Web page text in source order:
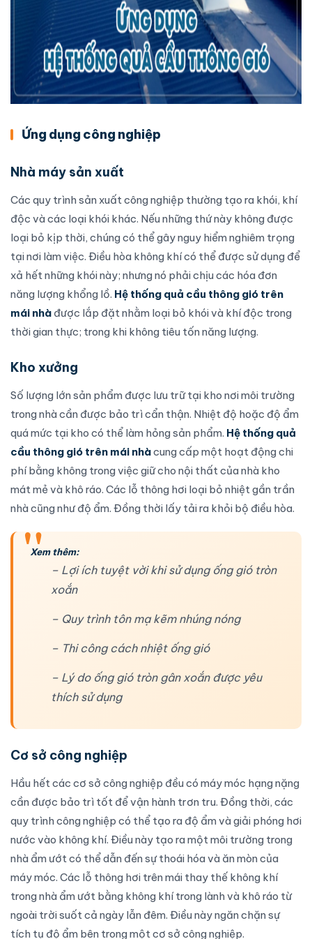
Ứng dụng công nghiệp
Nhà máy sản xuất
Các quy trình sản xuất công nghiệp thường tạo ra khói, khí
độc và các loại khói khác. Nếu những thứ này không được
loại bỏ kịp thời, chúng có thể gây nguy hiểm nghiêm trọng
tại nơi làm việc. Điều hòa không khí có thể được sử dụng để
xả hết những khói này; nhưng nó phải chịu các hóa đơn
năng lượng khổng lồ. Hệ thống quả cầu thông gió trên
mái nhà được lắp đặtnhằm loại bỏ khói và khí độc trong
thời gian thực; trong khi không tiêu tốn năng lượng.
Kho xưởng
Số lượng lớn sản phẩm được lưu trữ tại kho nơi môi trường
trong nhà cần được bảo trì cẩn thận. Nhiệt độ hoặc độ ẩm
quá mức tại kho có thể làm hỏng sản phẩm. Hệ thống quả
cầu thông gió trên mái nhàcung cấp một hoạt động chi
phí bằng không trong việc giữ cho nội thất của nhà kho
mát mẻ và khô ráo. Các lỗ thông hơi loại bỏ nhiệt gần trần
nhà cũng như độ ẩm. Đồng thời lấy tải ra khỏi bộ điều hòa.
Xem thêm:
– Lợi ích tuyệt vời khi sử dụng ống gió tròn
xoắn
– Quy trình tôn mạ kẽm nhúng nóng
– Thi công cách nhiệt ống gió
– Lý do ống gió tròn gân xoắn được yêu
thích sử dụng
Cơ sở công nghiệp
Hầu hết các cơ sở công nghiệp đều có máy móc hạng nặng
cần được bảo trì tốt để vận hành trơn tru. Đồng thời, các
quy trình công nghiệp có thể tạo ra độ ẩm và giải phóng hơi
nước vào không khí. Điều này tạo ra một môi trường trong
nhà ẩm ướt có thể dẫn đến sự thoái hóa và ăn mòn của
máy móc. Các lỗ thông hơi trên mái thay thế không khí
trong nhà ẩm ướt bằng không khí trong lành và khô ráo từ
ngoài trời suốt cả ngày lẫn đêm. Điều này ngăn chặn sự
tích tụ độ ẩm bên trong một cơ sở công nghiệp.